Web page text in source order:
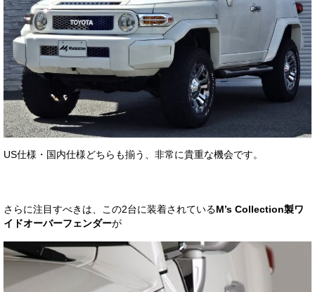
US仕様・国内仕様どちらも揃う、非常に貴重な機会です。
さらに注目すべきは、この2台に装着されているM’s Collection製ワ
イドオーバーフェンダーが